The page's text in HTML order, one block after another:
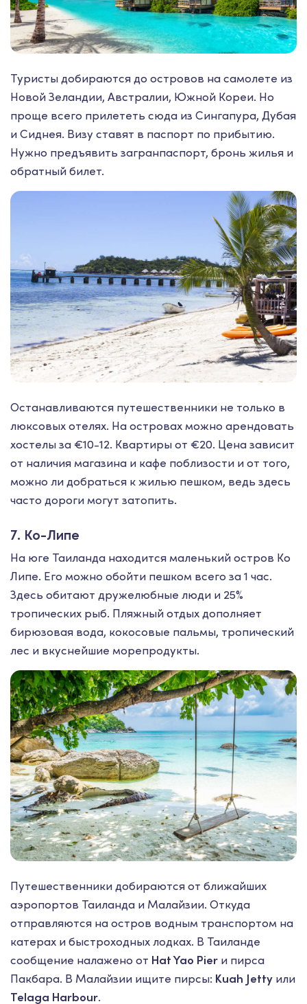
Туристы добираются до островов на самолете из
Новой Зеландии, Австралии, Южной Кореи. Но
проще всего прилететь сюда из Сингапура, Дубая
и Сиднея. Визу ставят в паспорт по прибытию.
Нужно предъявить загранпаспорт, бронь жилья и
обратный билет.
Останавливаются путешественники не только в
люксовых отелях. На островах можно арендовать
хостелы за €10-12. Квартиры от €20. Цена зависит
от наличия магазина и кафе поблизости и от того,
можно ли добраться к жилью пешком, ведь здесь
часто дороги могут затопить.
7. Ко-Липе
На юге Таиланда находится маленький остров Ко
Липе. Его можно обойти пешком всего за 1 час.
Здесь обитают дружелюбные люди и 25%
тропических рыб. Пляжный отдых дополняет
бирюзовая вода, кокосовые пальмы, тропический
лес и вкуснейшие морепродукты.
Путешественники добираются от ближайших
аэропортов Таиланда и Малайзии. Откуда
отправляются на остров водным транспортом на
катерах и быстроходных лодках. В Таиланде
сообщение налажено от Hat Yao Pier и пирса
Пакбара. В Малайзии ищите пирсы: Kuah Jetty или
Telaga Harbour.